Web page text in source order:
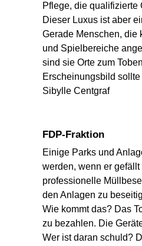
Pflege, die qualifizierte
Dieser Luxus ist aber
Gerade Menschen, die
und Spielbereiche
sind sie Orte zum
Erscheinungsbild sollte
Sibylle Centgraf
FDP-Fraktion
Einige Parks und
werden, wenn er
professionelle
den Anlagen zu
Wie kommt das? Das
zu bezahlen. Die
Wer ist daran schuld?